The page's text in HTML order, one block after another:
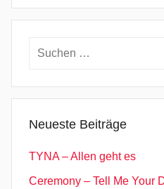
Suchen
Neueste Beiträge
TYNA – Allen geht es
Ceremony – Tell Me Your